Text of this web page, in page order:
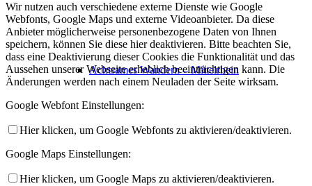
Achtsames Wandern – Mittelrhein
Wir nutzen auch verschiedene externe Dienste wie Google
Webfonts, Google Maps und externe Videoanbieter. Da diese
Anbieter möglicherweise personenbezogene Daten von Ihnen
speichern, können Sie diese hier deaktivieren. Bitte beachten Sie,
dass eine Deaktivierung dieser Cookies die Funktionalität und das
Aussehen unserer Webseite erheblich beeinträchtigen kann. Die
Änderungen werden nach einem Neuladen der Seite wirksam.
Google Webfont Einstellungen:
Hier klicken, um Google Webfonts zu aktivieren/deaktivieren.
Google Maps Einstellungen:
Hier klicken, um Google Maps zu aktivieren/deaktivieren.